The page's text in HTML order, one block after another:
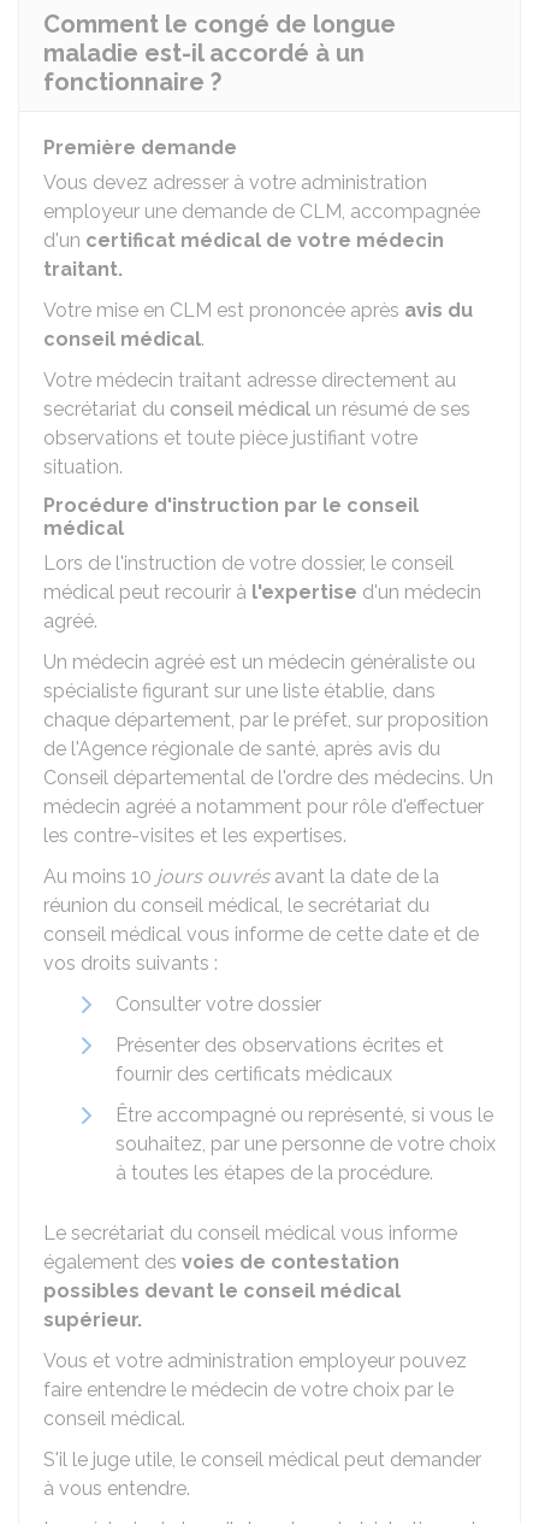
Comment le congé de longue
maladie est-il accordé à un
fonctionnaire ?
Première demande
Vous devez adresser à votre administration
employeur une demande de CLM, accompagnée
d'un certificat médical de votre médecin
traitant.
Votre mise en CLM est prononcée après avis du
conseil médical.
Votre médecin traitant adresse directement au
secrétariat du conseil médical un résumé de ses
observations et toute pièce justifiant votre
situation.
Procédure d'instruction par le conseil
médical
Lors de l'instruction de votre dossier, le conseil
médical peut recourir à l'expertise d'un médecin
agréé.
Un médecin agréé est un médecin généraliste ou
spécialiste figurant sur une liste établie, dans
chaque département, par le préfet, sur proposition
de l'Agence régionale de santé, après avis du
Conseil départemental de l'ordre des médecins. Un
médecin agréé a notamment pour rôle d'effectuer
les contre-visites et les expertises.
Au moins 10 jours ouvrésavant la date de la
réunion du conseil médical, le secrétariat du
conseil médical vous informe de cette date et de
vos droits suivants :
Consulter votre dossier
Présenter des observations écrites et
fournir des certificats médicaux
Être accompagné ou représenté, si vous le
souhaitez, par une personne de votre choix
à toutes les étapes de la procédure.
Le secrétariat du conseil médical vous informe
également des voies de contestation
possibles devant le conseil médical
supérieur.
Vous et votre administration employeur pouvez
faire entendre le médecin de votre choix par le
conseil médical.
S'il le juge utile, le conseil médical peut demander
à vous entendre.